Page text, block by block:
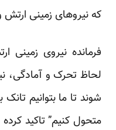
که نیروهای زمینی ارتش
فرمانده نیروی زمینی
لحاظ تحرک و آمادگی،
شوند تا ما بتوانیم
متحول کنیم” تاکید کرده